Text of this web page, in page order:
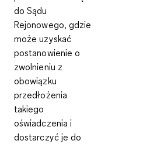
do Sądu
Rejonowego, gdzie
może uzyskać
postanowienie o
zwolnieniu z
obowiązku
przedłożenia
takiego
oświadczenia i
dostarczyć je do